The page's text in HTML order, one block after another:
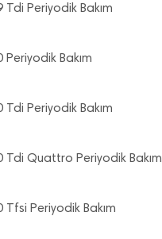
Tdi Periyodik Bakım
Periyodik Bakım
Tdi Periyodik Bakım
Tdi Quattro Periyodik Bakım
Tfsi Periyodik Bakım